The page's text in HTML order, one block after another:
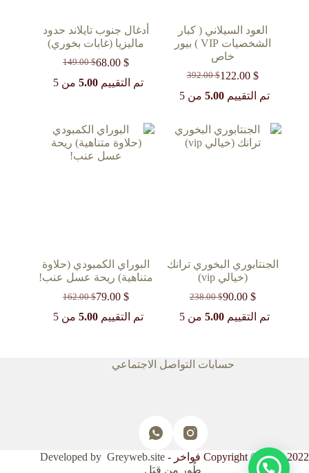
العود السيلاني ( كبار
الشخصيات VIP ) بيور
خاص
392.00$
السعر
الأصلي
122.00 $
السعر
الحالي تم التقييم 5.00من 5
أدغال جنوب تايلاند حدود
ماليزيا (غابات بخوري)
149.00$
السعر
الأصلي
68.00$
السعر
الحاليتم التقييم5.00 من 5
الجنتابوري البخوري ترانك
(خيالي vip)
238.00$
السعر
الأصلي
90.00 $
السعر
الحالي تم التقييم 5.00من 5
البوراي الكمبودي (حلاوة
متناهية) ريحة عسل عنب!
162.00$
السعر
الأصلي
79.00$
السعر
الحاليتم التقييم5.00 من 5
حسابات التواصل الاجتماعي
Copyright © 2017-2022 فواخر -
طُوِر مِن قِبَل